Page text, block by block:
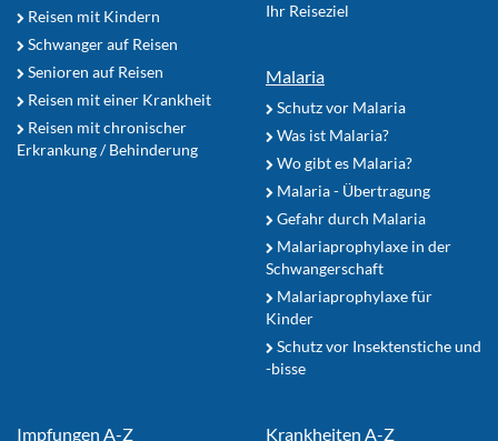
Reisen mit Kindern
Schwanger auf Reisen
Senioren auf Reisen
Reisen mit einer Krankheit
Reisen mit chronischer
Erkrankung / Behinderung
Ihr Reiseziel
Malaria
Schutz vor Malaria
Was ist Malaria?
Wo gibt es Malaria?
Malaria - Übertragung
Gefahr durch Malaria
Malariaprophylaxe in der
Schwangerschaft
Malariaprophylaxe für
Kinder
Schutz vor Insektenstiche und
-bisse
Impfungen A-Z Krankheiten A-Z